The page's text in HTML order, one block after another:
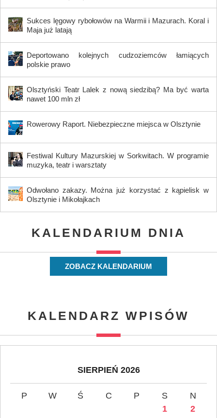
Sukces lęgowy rybołowów na Warmii i Mazurach. Koral i
Maja już latają
Deportowano kolejnych cudzoziemców łamiących
polskie prawo
Olsztyński Teatr Lalek z nową siedzibą? Ma być warta
nawet 100 mln zł
Rowerowy Raport. Niebezpieczne miejsca w Olsztynie
Festiwal Kultury Mazurskiej w Sorkwitach. W programie
muzyka, teatr i warsztaty
Odwołano zakazy. Można już korzystać z kąpielisk w
Olsztynie i Mikołajkach
KALENDARIUM DNIA
ZOBACZ KALENDARIUM
KALENDARZ WPISÓW
SIERPIEŃ 2026
P W Ś C P S
N
1
2